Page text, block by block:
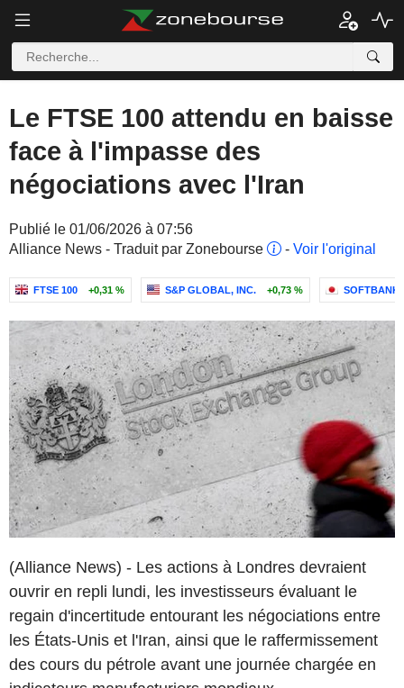
Le FTSE 100 attendu en baisse
face à l'impasse des
négociations avec l'Iran
Publié le 01/06/2026 à 07:56
Alliance News - Traduit par Zonebourse
- Voir l'original
FTSE 100 +0,31 % S&P GLOBAL, INC. +0,73 % SOFTBANK
(Alliance News) - Les actions à Londres devraient
ouvrir en repli lundi, les investisseurs évaluant le
regain d'incertitude entourant les négociations entre
les États-Unis et l'Iran, ainsi que le raffermissement
des cours du pétrole avant une journée chargée en